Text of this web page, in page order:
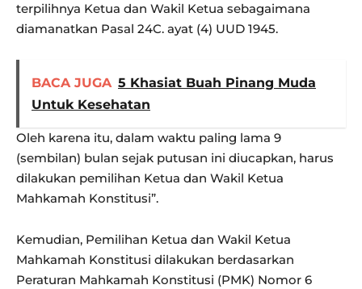
terpilihnya Ketua dan Wakil Ketua sebagaimana
diamanatkan Pasal 24C. ayat (4) UUD 1945.
BACA JUGA 5 Khasiat Buah Pinang Muda
Untuk Kesehatan
Oleh karena itu, dalam waktu paling lama 9
(sembilan) bulan sejak putusan ini diucapkan, harus
dilakukan pemilihan Ketua dan Wakil Ketua
Mahkamah Konstitusi”.
Kemudian, Pemilihan Ketua dan Wakil Ketua
Mahkamah Konstitusi dilakukan berdasarkan
Peraturan Mahkamah Konstitusi (PMK) Nomor 6